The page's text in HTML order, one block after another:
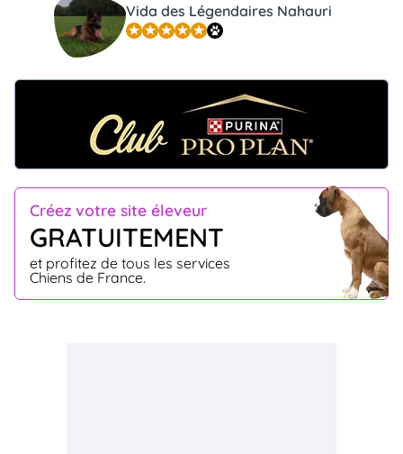
Créez votre site éleveur
GRATUITEMENT
et profitez de tous les services
Chiens de France.
Vida des Légendaires Nahauri